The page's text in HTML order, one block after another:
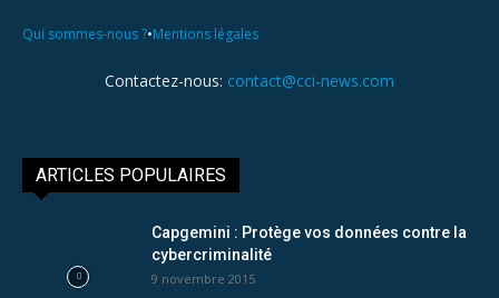
Qui sommes-nous ?•Mentions légales
Contactez-nous: contact@cci-news.com
ARTICLES POPULAIRES
Capgemini : Protège vos données contre la
cybercriminalité
9 novembre 2015